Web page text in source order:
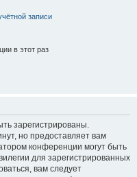
записи
в этот раз
зарегистрированы.
но предоставляет вам
конференции могут быть
для зарегистрированных
вам следует